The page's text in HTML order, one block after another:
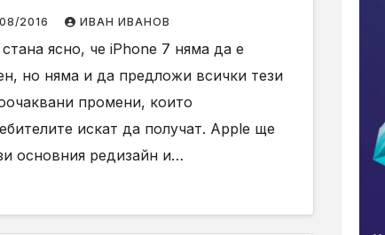
искали още сега
2016 ИВАН ИВАНОВ
ясно, че iPhone 7 няма да е
но няма и да предложи всички тези
промени, които
искат да получат. Apple ще
основния редизайн и…